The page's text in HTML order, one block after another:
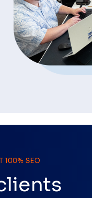
100% SEO